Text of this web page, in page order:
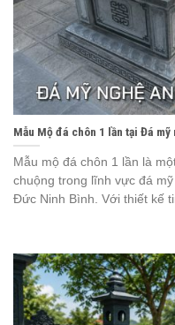
Mẫu Mộ đá chôn 1 lần tại Đá
Mẫu mộ đá chôn 1 lần là
chuộng trong lĩnh vực đá
Đức Ninh Bình. Với thiết kế